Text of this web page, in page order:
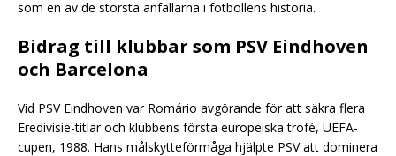
som en av de största anfallarna i fotbollens historia.
Bidrag till klubbar som PSV Eindhoven
och Barcelona
Vid PSV Eindhoven var Romário avgörande för att säkra flera
Eredivisie-titlar och klubbens första europeiska trofé, UEFA-
cupen, 1988. Hans målskytteförmåga hjälpte PSV att dominera